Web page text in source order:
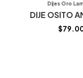
Dijes Oro
DIJE OSITO
$